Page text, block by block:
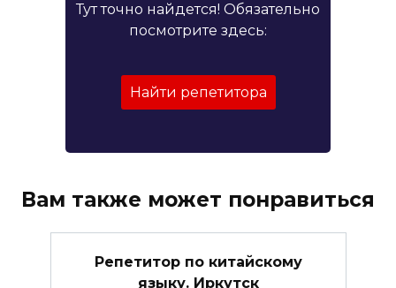
Тут точно найдется! Обязательно
посмотрите здесь:
Найти репетитора
Вам также может понравиться
Репетитор по китайскому
языку. Иркутск